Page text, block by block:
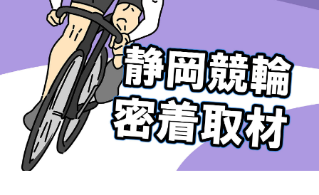
番記者とくダネ！
選手ランキング
競輪場ガイド
記者紹介